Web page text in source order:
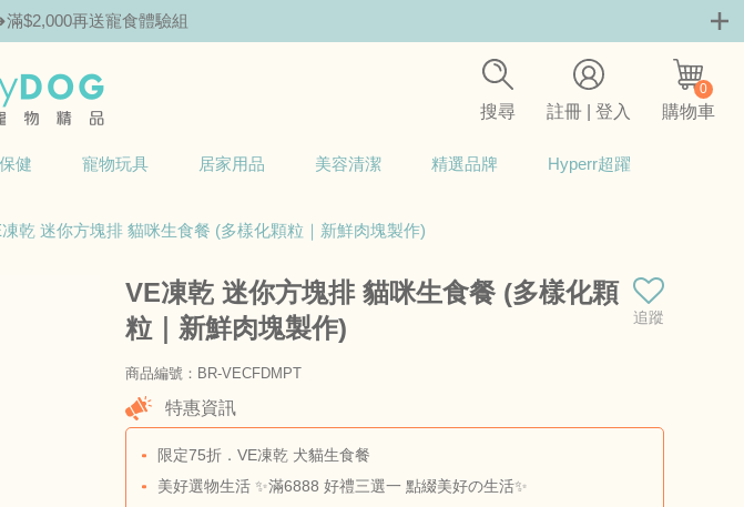
送指定商品85折抵用券
搜尋 註冊 | 登入
0
購物車
健 寵物玩具 居家用品 美容清潔 精選品牌 Hyperr超躍
乾 迷你方塊排 貓咪生食餐 (多樣化顆粒｜新鮮肉塊製作)
VE凍乾 迷你方塊排 貓咪生食餐 (多樣化顆
粒｜新鮮肉塊製作)
追蹤
商品編號：BR-VECFDMPT
特惠資訊
限定75折．VE凍乾 犬貓生食餐
美好選物生活 ✨滿6888 好禮三選一 點綴美好の生活✨